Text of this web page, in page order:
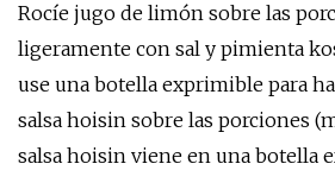
Rocíe jugo de limón sobre las
ligeramente con sal y pimienta
use una botella exprimible para
salsa hoisin sobre las porciones
salsa hoisin viene en una botella